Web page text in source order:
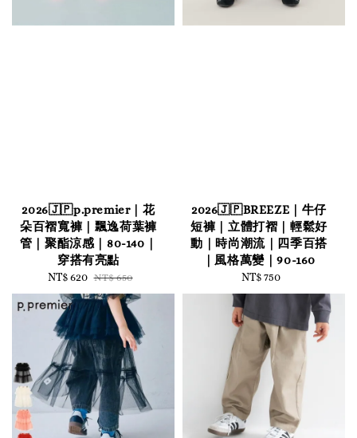
2026🇯🇵p.premier｜花
朵百褶寬褲｜飄逸荷葉褲
管｜聚酯涼感｜80-140｜
穿搭有亮點
Sale
price
NT$ 620 Regular
price
NT$ 650
2026🇯🇵BREEZE｜牛仔
短褲｜立體打褶｜輕鬆好
動｜時尚潮流｜四季百搭
｜風格萬變｜90-160
Regular
price
NT$ 750